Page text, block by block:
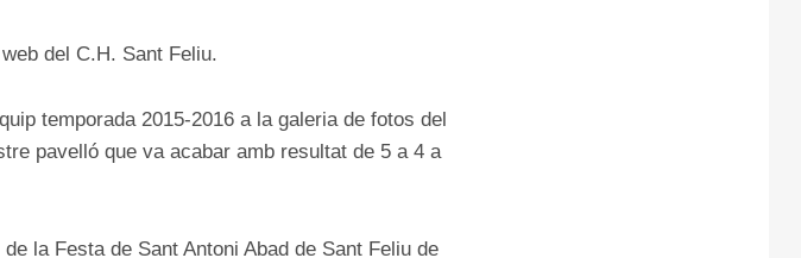
del C.H. Sant Feliu.
temporada 2015-2016 a la galeria de fotos del
pavelló que va acabar amb resultat de 5 a 4 a
la Festa de Sant Antoni Abad de Sant Feliu de